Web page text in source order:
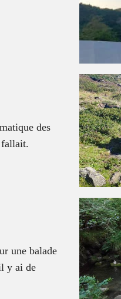
des
fallait.
une balade
y ai de